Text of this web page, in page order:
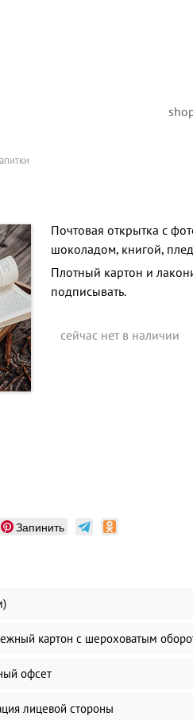
Почтовая открытка с
шоколадом, книгой,
Плотный картон и
подписывать.
сейчас нет в наличии
Запинить
картон с шероховатым
офсет
лицевой стороны